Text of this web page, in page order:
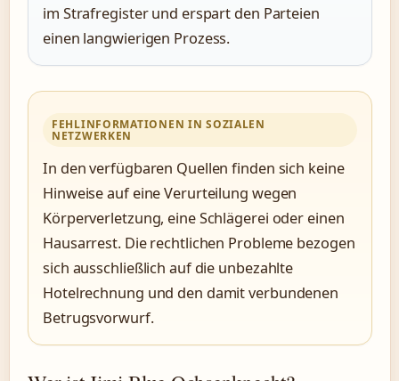
im Strafregister und erspart den Parteien
einen langwierigen Prozess.
FEHLINFORMATIONEN IN SOZIALEN
NETZWERKEN
In den verfügbaren Quellen finden sich keine
Hinweise auf eine Verurteilung wegen
Körperverletzung, eine Schlägerei oder einen
Hausarrest. Die rechtlichen Probleme bezogen
sich ausschließlich auf die unbezahlte
Hotelrechnung und den damit verbundenen
Betrugsvorwurf.